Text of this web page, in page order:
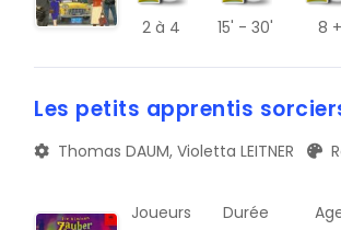
2 à 4 15' - 30' 8 +
Les petits apprentis
Thomas DAUM, Violetta LEITNER
Joueurs Durée